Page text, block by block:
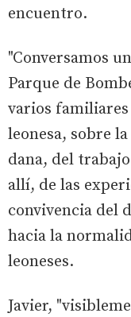
encuentro.
"Conversamos
Parque de
varios familiares
leonesa, sobre
dana, del
allí, de las
convivencia del
hacia la
leoneses.
Javier,